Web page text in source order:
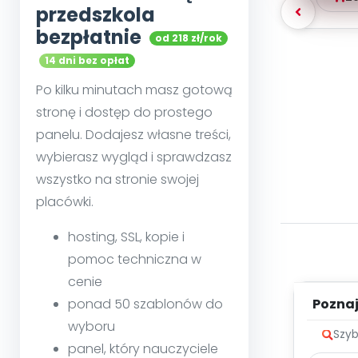
przedszkola
bezpłatnie
od 218 zł/rok
14 dni bez opłat
Po kilku minutach masz gotową
stronę i dostęp do prostego
panelu. Dodajesz własne treści,
wybierasz wygląd i sprawdzasz
wszystko na stronie swojej
placówki.
hosting, SSL, kopie i
pomoc techniczna w
cenie
ponad 50 szablonów do
wyboru
panel, który nauczyciele